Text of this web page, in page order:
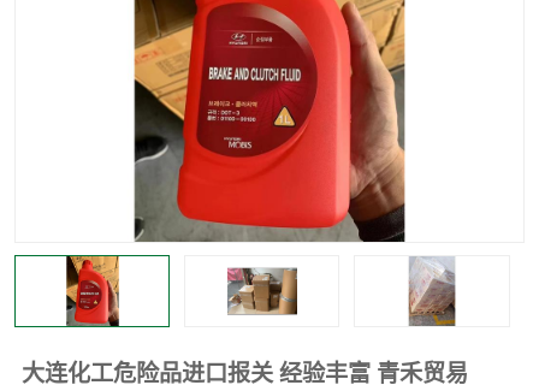
大连化工危险品进口报关 经验丰富 青禾贸易
家用电器报关 机床进口清关
国际灯具清关